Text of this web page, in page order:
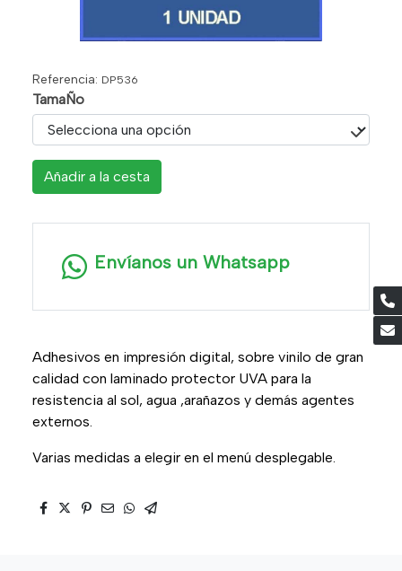
Referencia: DP536
TamaÑo
Añadir a la cesta
Envíanos un Whatsapp
Adhesivos en impresión digital, sobre vinilo de gran
calidad con laminado protector UVA para la
resistencia al sol, agua ,arañazos y demás agentes
externos.
Varias medidas a elegir en el menú desplegable.